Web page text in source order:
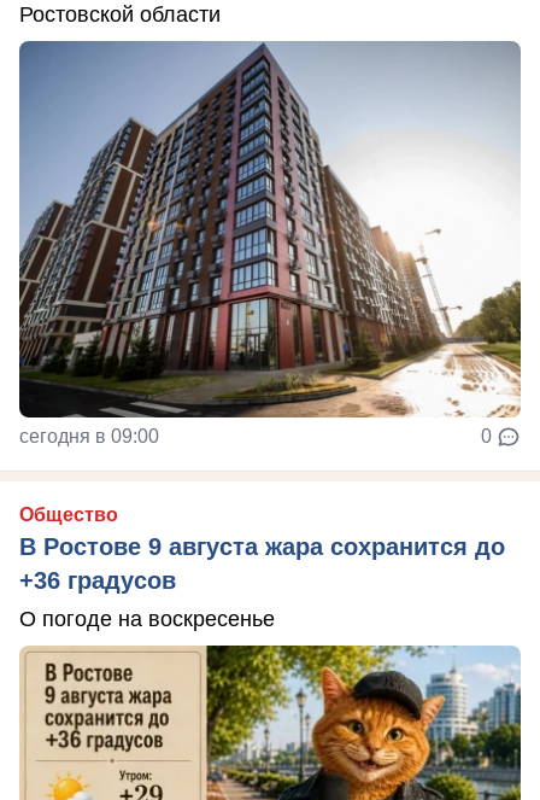
Ростовской области
сегодня в 09:00 0
Общество
В Ростове 9 августа жара сохранится до
+36 градусов
О погоде на воскресенье